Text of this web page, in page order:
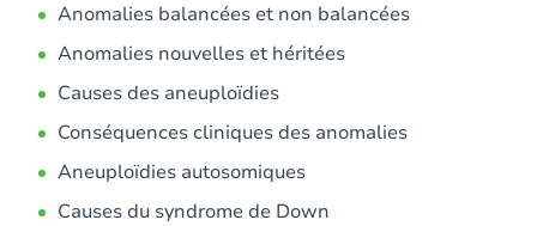
Anomalies balancées et non balancées
Anomalies nouvelles et héritées
Causes des aneuploïdies
Conséquences cliniques des anomalies
Aneuploïdies autosomiques
Causes du syndrome de Down